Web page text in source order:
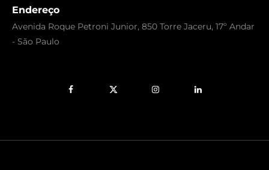
Endereço
Avenida Roque Petroni Junior, 850 Torre Jaceru, 17º Andar
- São Paulo
FacebookX
InstagramLinkedIn